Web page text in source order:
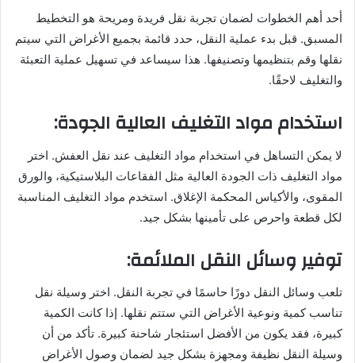
أحد أهم الخطوات لضمان تجربة نقل فريدة ومريحة هو التخطيط
المسبق. قبل بدء عملية النقل، حدد قائمة بجميع الأغراض التي سيتم
نقلها وقم بتنظيمها وتصنيفها. هذا سيساعد في تسهيل عملية التعبئة
والتغليف لاحقًا.
استخدام مواد التغليف العالية الجودة:
لا يمكن التساهل في استخدام مواد التغليف عند نقل العفش. اختر
مواد التغليف ذات الجودة العالية مثل الفقاعات البلاستيكية، والورق
المقوى، والأكياس المحكمة الإغلاق. استخدم مواد التغليف المناسبة
لكل قطعة واحرص على تأمينها بشكل جيد.
توفير وسائل النقل الملائمة:
تلعب وسائل النقل دورًا حاسمًا في تجربة النقل. اختر وسيلة نقل
تناسب كمية ونوعية الأغراض التي ستتم نقلها. إذا كانت الكمية
كبيرة، فقد يكون من الأفضل استئجار شاحنة كبيرة. تأكد من أن
وسيلة النقل نظيفة ومجهزة بشكل جيد لضمان وصول الأغراض